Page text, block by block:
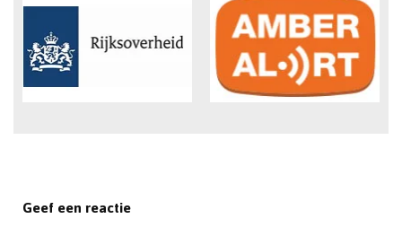
Geef een reactie